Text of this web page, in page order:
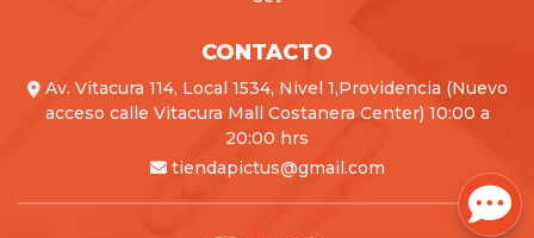
CONTACTO
Av. Vitacura 114, Local 1534, Nivel 1,Providencia (Nuevo
acceso calle Vitacura Mall Costanera Center) 10:00 a
20:00 hrs
tiendapictus@gmail.com